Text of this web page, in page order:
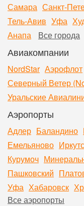
Самара Санкт-
Тель-Авив Уфа
Анапа
Все города
Авиакомпании
NordStar Аэрофлот
Северный Ветер
Уральские
Аэропорты
Адлер Баландино
Емельяново
Курумоч
Пашковский
Уфа Хабаровск
Все аэропорты